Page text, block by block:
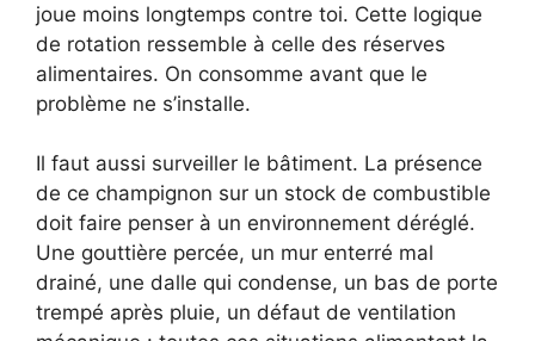
joue moins longtemps contre toi. Cette logique
de rotation ressemble à celle des réserves
alimentaires. On consomme avant que le
problème ne s’installe.
Il faut aussi surveiller le bâtiment. La présence
de ce champignon sur un stock de combustible
doit faire penser à un environnement déréglé.
Une gouttière percée, un mur enterré mal
drainé, une dalle qui condense, un bas de porte
trempé après pluie, un défaut de ventilation